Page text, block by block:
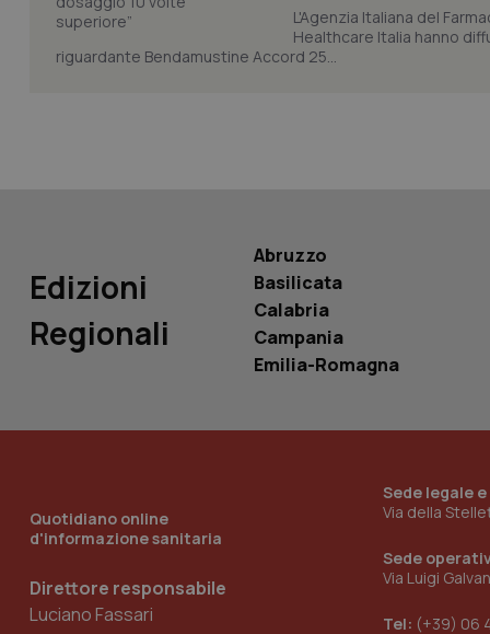
L'Agenzia Italiana del
Healthcare Italia hanno
riguardante Bendamustine Accord 25...
Edizioni
Regionali
Abruzzo
Basilicata
Calabria
Campania
Emilia-Romagna
Quotidiano online
d'informazione sanitaria
Direttore responsabile
Luciano Fassari
Sede legale
Via della
Sede
Via Luigi
Tel: (+39) 06
__Secure-YNID